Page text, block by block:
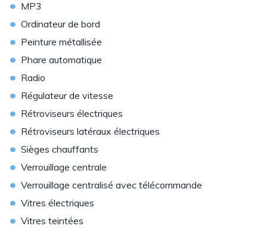
• MP3
• Ordinateur de bord
• Peinture métallisée
• Phare automatique
• Radio
• Régulateur de vitesse
• Rétroviseurs électriques
• Rétroviseurs latéraux électriques
• Sièges chauffants
• Verrouillage centrale
• Verrouillage centralisé avec télécommande
• Vitres électriques
• Vitres teintées